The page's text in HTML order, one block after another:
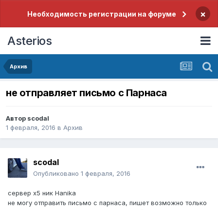
Необходимость регистрации на форуме ×
Asterios
Архив
не отправляет письмо с Парнаса
Автор scodal
1 февраля, 2016 в Архив
scodal
Опубликовано 1 февраля, 2016
сервер х5 ник Hanika
не могу отправить письмо с парнаса, пишет возможно только